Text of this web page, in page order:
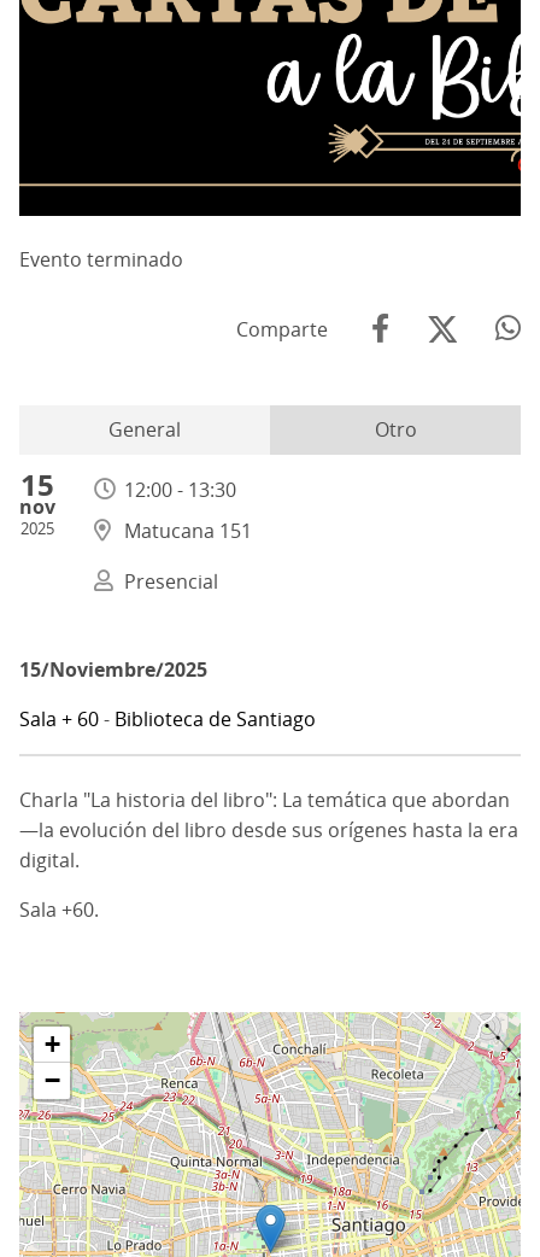
General Otro
15
nov
2025
12:00 - 13:30
Matucana 151
Presencial
15/Noviembre/2025
Sala + 60- Biblioteca de Santiago
Charla "La historia del libro": La temática que abordan
—la evolución del libro desde sus orígenes hasta la era
digital.
Sala +60.
Evento terminado
Comparte
+
−